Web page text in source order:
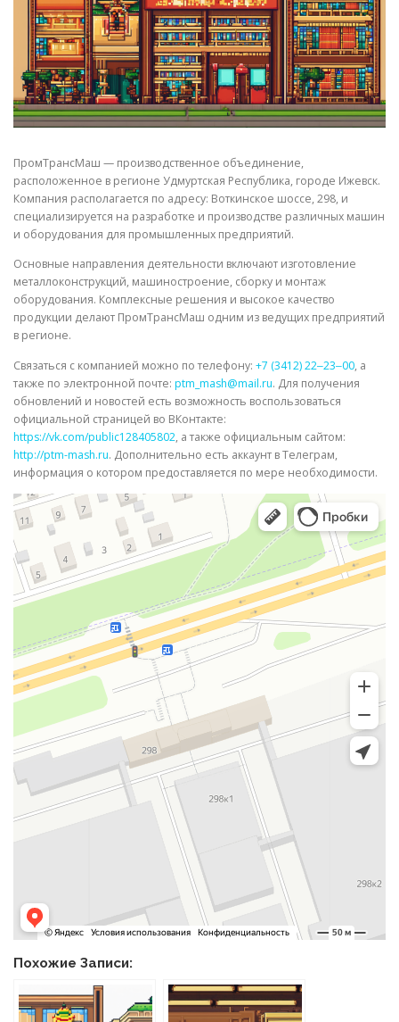
СТАТЬИ
ПромТрансМаш — производственное объединение,
расположенное в регионе Удмуртская Республика, городе Ижевск.
Компания располагается по адресу: Воткинское шоссе, 298, и
специализируется на разработке и производстве различных машин
и оборудования для промышленных предприятий.
Основные направления деятельности включают изготовление
металлоконструкций, машиностроение, сборку и монтаж
оборудования. Комплексные решения и высокое качество
продукции делают ПромТрансМаш одним из ведущих предприятий
в регионе.
Связаться с компанией можно по телефону: +7 (3412) 22‒23‒00, а
также по электронной почте: ptm_mash@mail.ru. Для получения
обновлений и новостей есть возможность воспользоваться
официальной страницей во ВКонтакте:
https://vk.com/public128405802, а также официальным сайтом:
http://ptm-mash.ru. Дополнительно есть аккаунт в Телеграм,
информация о котором предоставляется по мере необходимости.
Похожие Записи: